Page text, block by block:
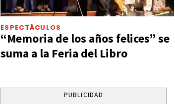
ESPECTÁCULOS
“Memoria de los años felices” se
suma a la Feria del Libro
PUBLICIDAD